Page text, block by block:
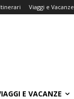
Itinerari Viaggi e Vacanze
E VACANZE